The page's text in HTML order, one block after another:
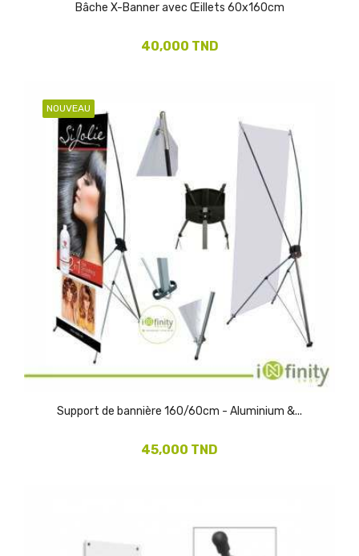
Bâche X-Banner avec Œillets 60x160cm
40,000 TND
NOUVEAU
Support de bannière 160/60cm - Aluminium &...
45,000 TND